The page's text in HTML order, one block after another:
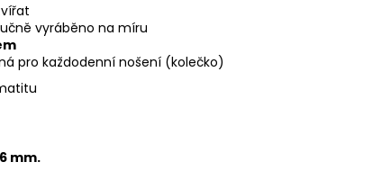
vyráběno na míru
pro každodenní nošení (kolečko)
mm.